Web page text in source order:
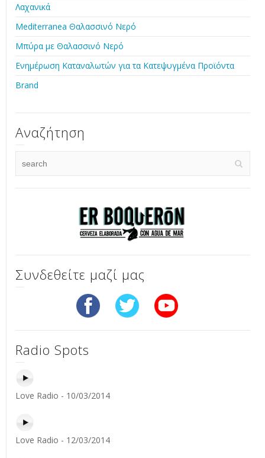
Λαχανικά
Mediterranea Θαλασσινό Νερό
Μπύρα με Θαλασσινό Νερό
Ενημέρωση Καταναλωτών για τα Κατεψυγμένα Προϊόντα
Brand
Αναζήτηση
Συνδεθείτε μαζί μας
Radio Spots
Love Radio - 10/03/2014
Love Radio - 12/03/2014